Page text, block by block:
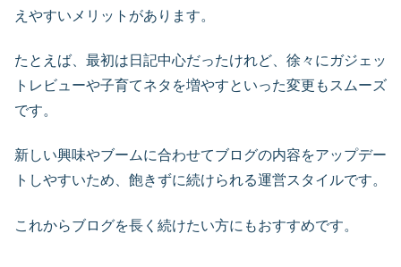
えやすいメリットがあります。
たとえば、最初は日記中心だったけれど、徐々にガジェッ
トレビューや子育てネタを増やすといった変更もスムーズ
です。
新しい興味やブームに合わせてブログの内容をアップデー
トしやすいため、飽きずに続けられる運営スタイルです。
これからブログを長く続けたい方にもおすすめです。